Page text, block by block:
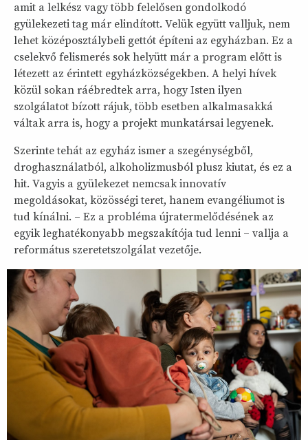
amit a lelkész vagy több felelősen gondolkodó
gyülekezeti tag már elindított. Velük együtt valljuk, nem
lehet középosztálybeli gettót építeni az egyházban. Ez a
cselekvő felismerés sok helyütt már a program előtt is
létezett az érintett egyházközségekben. A helyi hívek
közül sokan ráébredtek arra, hogy Isten ilyen
szolgálatot bízott rájuk, több esetben alkalmasakká
váltak arra is, hogy a projekt munkatársai legyenek.
Szerinte tehát az egyház ismer a szegénységből,
droghasználatból, alkoholizmusból plusz kiutat, és ez a
hit. Vagyis a gyülekezet nemcsak innovatív
megoldásokat, közösségi teret, hanem evangéliumot is
tud kínálni. – Ez a probléma újratermelődésének az
egyik leghatékonyabb megszakítója tud lenni – vallja a
református szeretetszolgálat vezetője.